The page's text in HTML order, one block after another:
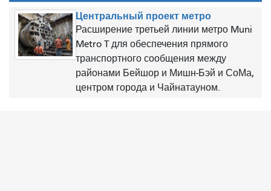
Центральный проект метро
Расширение третьей линии метро Muni
Metro T для обеспечения прямого
транспортного сообщения между
районами Бейшор и Мишн-Бэй и СоМа,
центром города и Чайнатауном.